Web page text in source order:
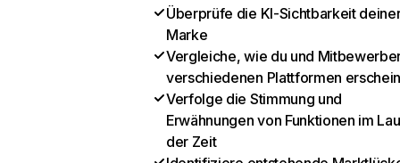
Überprüfe die KI-Sichtbarkeit
Marke
Vergleiche, wie du und
verschiedenen Plattformen
Verfolge die Stimmung und
Erwähnungen von Funktionen im
der Zeit